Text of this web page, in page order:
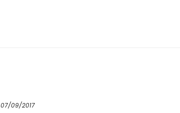
07/09/2017